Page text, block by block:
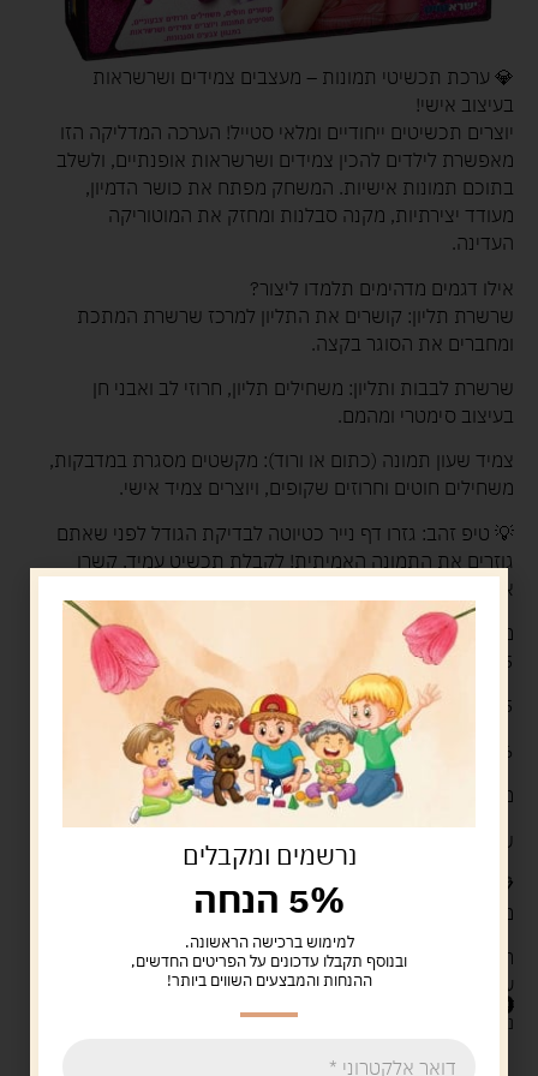
💎 ערכת תכשיטי תמונות – מעצבים צמידים ושרשראות
בעיצוב אישי!
יוצרים תכשיטים ייחודיים ומלאי סטייל! הערכה המדליקה הזו
מאפשרת לילדים להכין צמידים ושרשראות אופנתיים, ולשלב
בתוכם תמונות אישיות. המשחק מפתח את כושר הדמיון,
מעודד יצירתיות, מקנה סבלנות ומחזק את המוטוריקה
העדינה.
אילו דגמים מדהימים תלמדו ליצור?
שרשרת תליון: קושרים את התליון למרכז שרשרת המתכת
ומחברים את הסוגר בקצה.
שרשרת לבבות ותליון: משחילים תליון, חרוזי לב ואבני חן
בעיצוב סימטרי ומהמם.
צמיד שעון תמונה (כתום או ורוד): מקשטים מסגרת במדבקות,
משחילים חוטים וחרוזים שקופים, ויוצרים צמיד אישי.
💡 טיפ זהב: גזרו דף נייר כטיוטה לבדיקת הגודל לפני שאתם
גוזרים את התמונה האמיתית! לקבלת תכשיט עמיד, קשרו
את החוטים 3–4 פעמים והדקו היטב.
מה תמצאו בתוך המארז?
5 מסגרות לתמונות (2 גדולות, 3 קטנות)
45 חרוזים שקופים (15 גדולים, 30 קטנים)
16 חרוזי לב ו-40 אבני חן גדולות
מדבקות אבני חן קטנות לקישוט
שרשרת מתכת וחוט קשירה איכותי
משתתפים או יותר.
רוצים לעצב את תכשיט החלומות שלכם? הוסיפו לעגלה
עכשיו!
49.90
נשארו במלאי רק 1
נרשמים ומקבלים
5% הנחה
למימוש ברכישה הראשונה.
ובנוסף תקבלו עדכונים על הפריטים החדשים,
ההנחות והמבצעים השווים ביותר!